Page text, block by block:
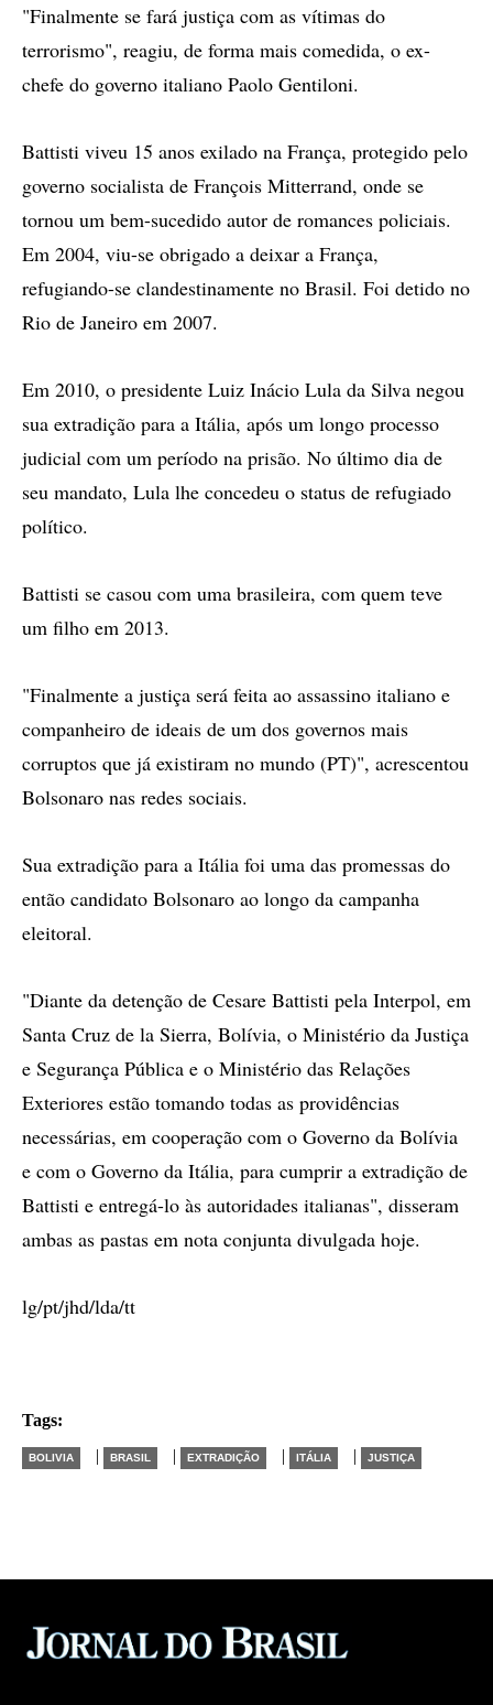
"Finalmente se fará justiça com as vítimas do
terrorismo", reagiu, de forma mais comedida, o ex-
chefe do governo italiano Paolo Gentiloni.
Battisti viveu 15 anos exilado na França, protegido pelo
governo socialista de François Mitterrand, onde se
tornou um bem-sucedido autor de romances policiais.
Em 2004, viu-se obrigado a deixar a França,
refugiando-se clandestinamente no Brasil. Foi detido no
Rio de Janeiro em 2007.
Em 2010, o presidente Luiz Inácio Lula da Silva negou
sua extradição para a Itália, após um longo processo
judicial com um período na prisão. No último dia de
seu mandato, Lula lhe concedeu o status de refugiado
político.
Battisti se casou com uma brasileira, com quem teve
um filho em 2013.
"Finalmente a justiça será feita ao assassino italiano e
companheiro de ideais de um dos governos mais
corruptos que já existiram no mundo (PT)", acrescentou
Bolsonaro nas redes sociais.
Sua extradição para a Itália foi uma das promessas do
então candidato Bolsonaro ao longo da campanha
eleitoral.
"Diante da detenção de Cesare Battisti pela Interpol, em
Santa Cruz de la Sierra, Bolívia, o Ministério da Justiça
e Segurança Pública e o Ministério das Relações
Exteriores estão tomando todas as providências
necessárias, em cooperação com o Governo da Bolívia
e com o Governo da Itália, para cumprir a extradição de
Battisti e entregá-lo às autoridades italianas", disseram
ambas as pastas em nota conjunta divulgada hoje.
lg/pt/jhd/lda/tt
Tags:
BOLIVIA | BRASIL | EXTRADIÇÃO | ITÁLIA | JUSTIÇA